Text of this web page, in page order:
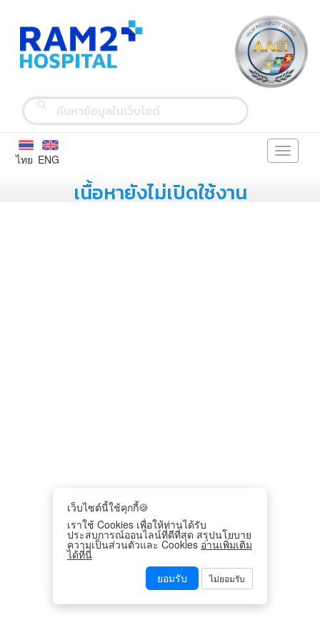
เว็บไซต์นี้ใช้คุกกี้🍪
เราใช้ Cookies เพื่อให้ท่านได้รับ
ประสบการณ์ออนไลน์ที่ดีที่สุด สรุปนโยบาย
ความเป็นส่วนตัวและ Cookies อ่านเพิ่มเติม
ได้ที่นี่
ยอมรับ
ไม่ยอมรับ
ENG
ไทย
Toggle
เนื้อหายังไม่เปิดใช้งาน